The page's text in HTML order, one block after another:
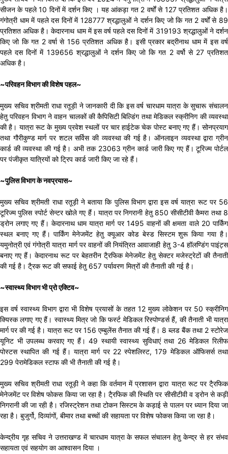
सीजन के पहले 10 दिनों में दर्शन किए । यह आंकड़ा गत 2 वर्षों से 127 प्रतिशत अधिक है।
गंगोत्री धाम में पहले दस दिनों में 128777 श्रद्धालुओं ने दर्शन किए जो कि गत 2 वर्षों से 89
प्रतिशत अधिक है। केदारनाथ धाम में इस वर्ष पहले दस दिनों में 319193 श्रद्धालुओं ने दर्शन
किए जो कि गत 2 वर्षा से 156 प्रतिशत अधिक है। इसी प्रकार बद्रीनाथ धाम में इस वर्ष
पहले दस दिनों में 139656 श्रद्धालुओं ने दर्शन किए जो कि गत 2 वर्षो से 27 प्रतिशत
अधिक है।
~परिवहन विभाग की विशेष पहल~
मुख्य सचिव श्रीमती राधा रतूड़ी ने जानकारी दी कि इस वर्ष चारधाम यात्रा के सुचारू संचालन
हेतु परिवहन विभाग ने वाहन चालकों की कैपिसिटी बिल्डिंग तथा मेडिकल स्क्रीनिग की व्यवस्था
की है। यात्रा रूट के मुख्य प्रवेश स्थलों पर चार हाईटेक चेक पोस्ट बनाए गए हैं। सोनप्रयाग
तथा गौरीकुण्ड मार्ग पर शटल सर्विस की व्यवस्था की गई है। ऑनलाइन व्यवस्था द्वारा ग्रीन
कार्ड की व्यवस्था की गई है। अभी तक 23063 ग्रीन कार्ड जारी किए गए हैं। टूरिज्म पोर्टल
पर पंजीकृत यात्रियों को ट्रिप कार्ड जारी किए जा रहे हैं।
~पुलिस विभाग के नवप्रयास~
मुख्य सचिव श्रीमती राधा रतूड़ी ने बताया कि पुलिस विभाग द्वारा इस वर्ष यात्रा रूट पर 56
टूरिज्म पुलिस स्पोर्ट सेन्टर खोले गए हैं। यात्रा पर निगरानी हेतु 850 सीसीटीवी कैमरा तथा 8
ड्रोन लगाए गए हैं। केदारनाथ धाम यात्रा मार्ग पर 1495 वाहनों की क्षमता वाले 20 पार्किंग
स्थल बनाए गए हैं। पार्किंग मेनेजमेंट हेतु क्यूआर कोड बेस्ड सिस्टम शुरू किया गया है।
यमुनोत्री एवं गंगोत्री यात्रा मार्ग पर वाहनों की नियंत्रित आवाजाही हेतु 3-4 हॉलण्डिंग पाइंट्स
बनाए गए हैं। केदारनाथ रूट पर बेहतरीन टै्रफिक मेनेजमेंट हेतु सेक्टर मजेस्ट्रेटों की तैनाती
की गई है। टै्रक रूट की सफाई हेतु 657 पर्यावरण मित्रों की तैनाती की गई है।
~स्वास्थ्य विभाग भी प्रो एक्टिव~
इस वर्ष स्वास्थ्य विभाग द्वारा भी विशेष प्रयासों के तहत 12 मुख्य लोकेशन पर 50 स्क्रीनिग
क्यिस्क लगाए गए हैं। स्वास्थ्य मित्र जो कि फर्स्ट मेडिकल रिस्पोण्डर्स हैं, की तैनाती भी यात्रा
मार्ग पर की गई है। यात्रा रूट पर 156 एम्बुलेंस तैनात की गई हैं। 8 ब्लड बैंक तथा 2 स्टोरेज
यूनिट भी उपलब्ध करवाए गए हैं। 49 स्थायी स्वास्थ्य सुविधाएं तथा 26 मेडिकल रिलीफ
पोस्टस स्थापित की गई हैं। यात्रा मार्ग पर 22 स्पेशलिस्ट, 179 मेडिकल ऑफिसर्स तथा
299 पेरामेडिकल स्टाफ की भी तैनाती की गई है।
मुख्य सचिव श्रीमती राधा रतूड़ी ने कहा कि वर्तमान में प्रशासन द्वारा यात्रा रूट पर टै्रफिक
मेनेजमेंट पर विशेष फोकस किया जा रहा है। टै्रफिक की स्थिति पर सीसीटीवी व ड्रोन से कड़ी
निगरानी की जा रही है। रजिस्ट्रेशन तथा टोकन सिस्टम के कड़ाई से पालन पर ध्यान दिया जा
रहा है। बुजुर्गो, दिव्यांगों, बीमार तथा बच्चों की सहायता पर विशेष फोकस किया जा रहा है।
केन्द्रीय गृह सचिव ने उत्तराखण्ड में चारधाम यात्रा के सफल संचालन हेतु केन्द्र से हर संभव
सहायता एवं सहयोग का आश्वासन दिया ।